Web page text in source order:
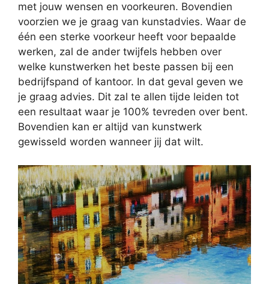
met jouw wensen en voorkeuren. Bovendien
voorzien we je graag van kunstadvies. Waar de
één een sterke voorkeur heeft voor bepaalde
werken, zal de ander twijfels hebben over
welke kunstwerken het beste passen bij een
bedrijfspand of kantoor. In dat geval geven we
je graag advies. Dit zal te allen tijde leiden tot
een resultaat waar je 100% tevreden over bent.
Bovendien kan er altijd van kunstwerk
gewisseld worden wanneer jij dat wilt.